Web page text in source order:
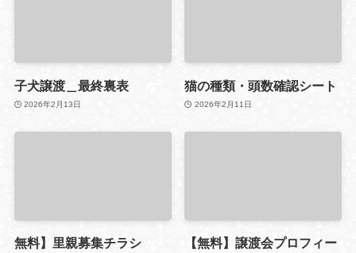
子犬譲渡＿最終裏表
2026年2月13日
猫の種類・頭数確認シート
2026年2月11日
無料】里親募集チラシ
【無料】譲渡会プロフィー